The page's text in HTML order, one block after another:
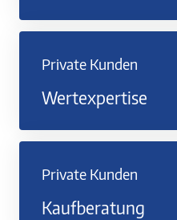
Private Kunden
Wertexpertise
Private Kunden
Kaufberatung